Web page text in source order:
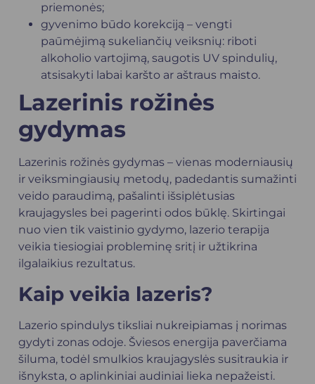
priemonės;
gyvenimo būdo korekciją – vengti
paūmėjimą sukeliančių veiksnių: riboti
alkoholio vartojimą, saugotis UV spindulių,
atsisakyti labai karšto ar aštraus maisto.
Lazerinis rožinės
gydymas
Lazerinis rožinės gydymas – vienas moderniausių
ir veiksmingiausių metodų, padedantis sumažinti
veido paraudimą, pašalinti išsiplėtusias
kraujagysles bei pagerinti odos būklę. Skirtingai
nuo vien tik vaistinio gydymo, lazerio terapija
veikia tiesiogiai probleminę sritį ir užtikrina
ilgalaikius rezultatus.
Kaip veikia lazeris?
Lazerio spindulys tiksliai nukreipiamas į norimas
gydyti zonas odoje. Šviesos energija paverčiama
šiluma, todėl smulkios kraujagyslės susitraukia ir
išnyksta, o aplinkiniai audiniai lieka nepažeisti.